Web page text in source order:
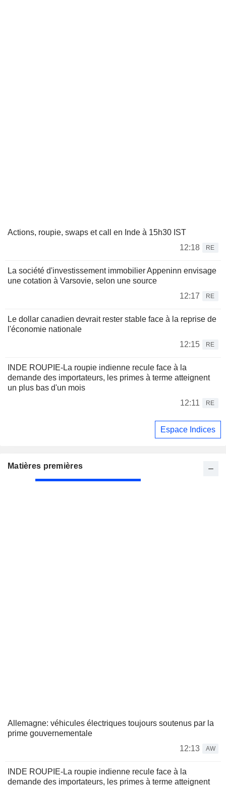
Actions, roupie, swaps et call en Inde à 15h30 IST
12:18
RE
La société d'investissement immobilier Appeninn envisage
une cotation à Varsovie, selon une source
12:17
RE
Le dollar canadien devrait rester stable face à la reprise de
l'économie nationale
12:15
RE
INDE ROUPIE-La roupie indienne recule face à la
demande des importateurs, les primes à terme atteignent
un plus bas d'un mois
12:11
RE
Espace Indices
Matières premières
Allemagne: véhicules électriques toujours soutenus par la
prime gouvernementale
12:13
AW
INDE ROUPIE-La roupie indienne recule face à la
demande des importateurs, les primes à terme atteignent